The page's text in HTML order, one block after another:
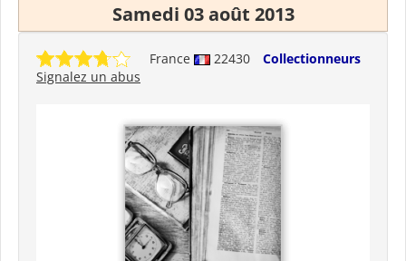
Samedi 03 août 2013
France 22430
Collectionneurs
Signalez un abus